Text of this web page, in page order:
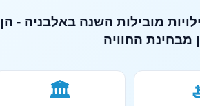
מובילות השנה באלבניה - הן
מבחינת החוויה
🏛️